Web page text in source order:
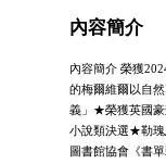
內容簡介
內容簡介 榮獲
的梅爾維爾以自
義」★榮獲英國
小說類決選★勒
圖書館協會《書